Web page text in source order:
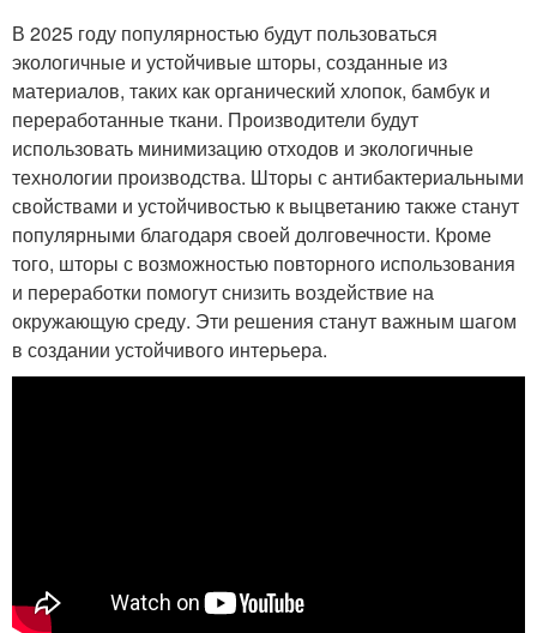
В 2025 году популярностью будут пользоваться
экологичные и устойчивые шторы, созданные из
материалов, таких как органический хлопок, бамбук и
переработанные ткани. Производители будут
использовать минимизацию отходов и экологичные
технологии производства. Шторы с антибактериальными
свойствами и устойчивостью к выцветанию также станут
популярными благодаря своей долговечности. Кроме
того, шторы с возможностью повторного использования
и переработки помогут снизить воздействие на
окружающую среду. Эти решения станут важным шагом
в создании устойчивого интерьера.